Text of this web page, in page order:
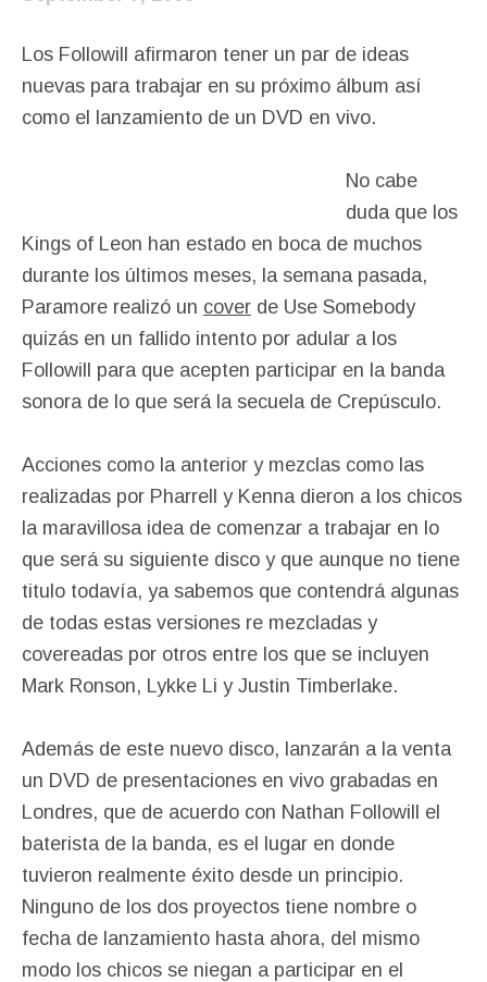
Los Followill afirmaron tener un par de ideas
nuevas para trabajar en su próximo álbum así
como el lanzamiento de un DVD en vivo.
No cabe
duda que los
Kings of Leon han estado en boca de muchos
durante los últimos meses, la semana pasada,
Paramore realizó un cover de Use Somebody
quizás en un fallido intento por adular a los
Followill para que acepten participar en la banda
sonora de lo que será la secuela de Crepúsculo.
Acciones como la anterior y mezclas como las
realizadas por Pharrell y Kenna dieron a los chicos
la maravillosa idea de comenzar a trabajar en lo
que será su siguiente disco y que aunque no tiene
titulo todavía, ya sabemos que contendrá algunas
de todas estas versiones re mezcladas y
covereadas por otros entre los que se incluyen
Mark Ronson, Lykke Li y Justin Timberlake.
Además de este nuevo disco, lanzarán a la venta
un DVD de presentaciones en vivo grabadas en
Londres, que de acuerdo con Nathan Followill el
baterista de la banda, es el lugar en donde
tuvieron realmente éxito desde un principio.
Ninguno de los dos proyectos tiene nombre o
fecha de lanzamiento hasta ahora, del mismo
modo los chicos se niegan a participar en el